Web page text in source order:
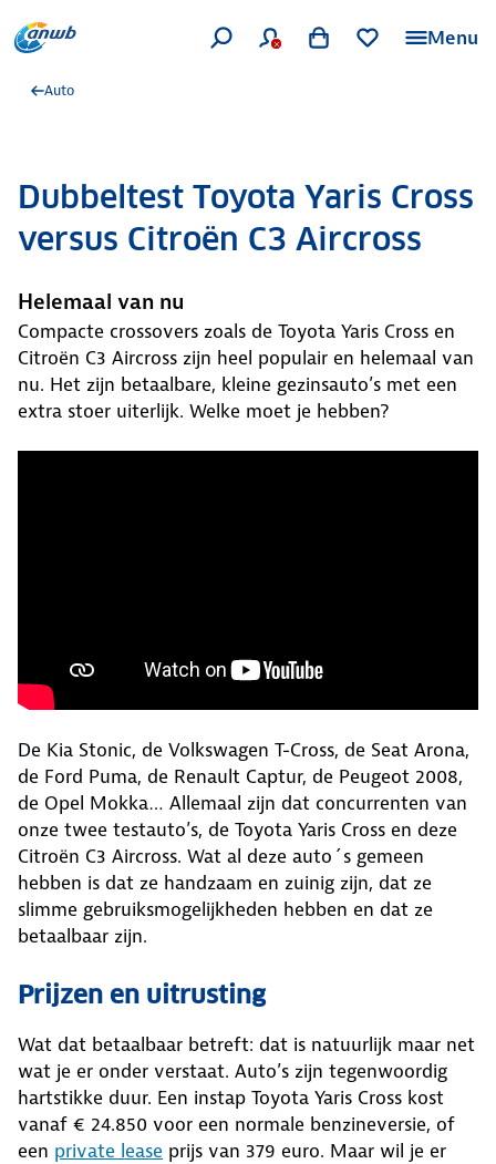
Menu
Auto
Dubbeltest Toyota Yaris Cross
versus Citroën C3 Aircross
Helemaal van nu
Compacte crossovers zoals de Toyota Yaris Cross en
Citroën C3 Aircross zijn heel populair en helemaal van
nu. Het zijn betaalbare, kleine gezinsauto’s met een
extra stoer uiterlijk. Welke moet je hebben?
De Kia Stonic, de Volkswagen T-Cross, de Seat Arona,
de Ford Puma, de Renault Captur, de Peugeot 2008,
de Opel Mokka… Allemaal zijn dat concurrenten van
onze twee testauto’s, de Toyota Yaris Cross en deze
Citroën C3 Aircross. Wat al deze auto´s gemeen
hebben is dat ze handzaam en zuinig zijn, dat ze
slimme gebruiksmogelijkheden hebben en dat ze
betaalbaar zijn.
Prijzen en uitrusting
Wat dat betaalbaar betreft: dat is natuurlijk maar net
wat je er onder verstaat. Auto’s zijn tegenwoordig
hartstikke duur. Een instap Toyota Yaris Cross kost
vanaf € 24.850 voor een normale benzineversie, of
een private lease prijs van 379 euro. Maar wil je er